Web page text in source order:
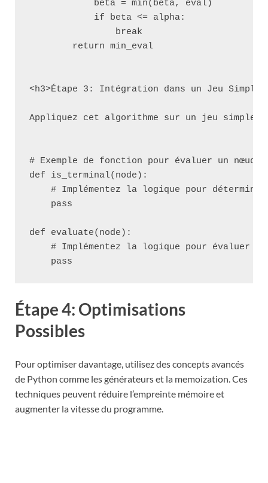
            beta = min(beta, eval)
            if beta <= alpha:
                break
        return min_eval
<h3>Étape 3: Intégration dans un Jeu
Appliquez cet algorithme sur un jeu simple
# Exemple de fonction pour évaluer un nœud
def is_terminal(node):
# Implémentez la logique pour
    pass
def evaluate(node):
# Implémentez la logique pour évaluer
Étape 4: Optimisations
Possibles
Pour optimiser davantage, utilisez des concepts avancés
de Python comme les générateurs et la memoization. Ces
techniques peuvent réduire l’empreinte mémoire et
augmenter la vitesse du programme.